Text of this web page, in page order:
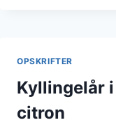
OG
SMAG
OPSKRIFTER
Kyllingelår
citron